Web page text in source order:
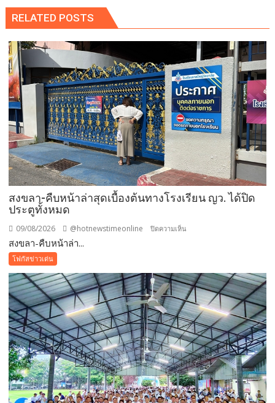
RELATED POSTS
สงขลา-คืบหน้าล่าสุดเบื้องต้นทางโรงเรียน ญว. ได้ปิด
ประตูทั้งหมด
09/08/2026 @hotnewstimeonline ปิดความเห็น
ล่าสุด
เบื้อง
ต้นทาง
โรงเรียน
ญว.
ได้
ปิด
ประตู
ทั้งหมด
สงขลา-คืบหน้าล่า...
โฟกัสข่าวเด่น